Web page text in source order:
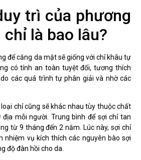
trì của phương
là bao lâu?
để căng da mặt sẽ giống với chỉ khâu tự
có tính an toàn tuyệt đối, tương thích
các quá trình tự phân giải và nhờ các
chỉ cũng sẽ khác nhau tùy thuộc chất
địa mỗi người. Trung bình để sợi chỉ tan
từ 9 tháng đến 2 năm. Lúc này, sợi chỉ
nhiệm vụ kích thích các nguyên bào sợi
độ đàn hồi cho da.